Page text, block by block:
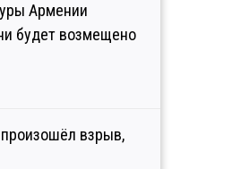
Армении
будет возмещено
взрыв,